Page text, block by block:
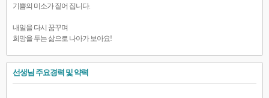
기쁨의 미소가 짙어 집니다.
내일을 다시 꿈꾸며
희망을 두는 삶으로 나아가 보아요!
선생님 주요경력 및 약력